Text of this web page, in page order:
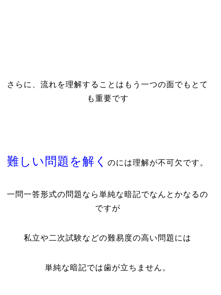
さらに、流れを理解することはもう一つの面でもとて
も重要です
難しい問題を解くのには理解が不可欠です。
一問一答形式の問題なら単純な暗記でなんとかなるの
ですが
私立や二次試験などの難易度の高い問題には
単純な暗記では歯が立ちません。